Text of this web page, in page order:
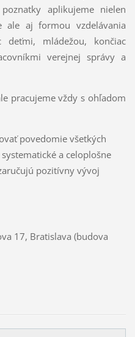
aplikujeme nielen
ale aj formou vzdelávania
deťmi, mládežou, končiac
verejnej správy a
pracujeme vždy s ohľadom
povedomie všetkých
a celoplošne
pozitívny vývoj
17, Bratislava (budova